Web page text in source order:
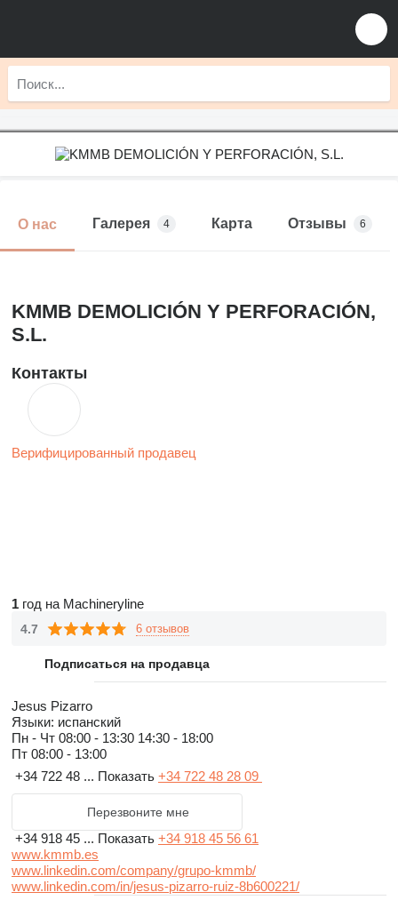
О нас Галерея 4 Карта Отзывы 6
KMMB DEMOLICIÓN Y PERFORACIÓN,
S.L.
Контакты
Верифицированный продавец
1 год на Machineryline
4.7 6 отзывов
Подписаться на продавца
Jesus Pizarro
Языки: испанский
Пн - Чт 08:00 - 13:30 14:30 - 18:00
Пт 08:00 - 13:00
+34 722 48 ... Показать +34 722 48 28 09
Перезвоните мне
+34 918 45 ... Показать +34 918 45 56 61
www.kmmb.es
www.linkedin.com/company/grupo-kmmb/
www.linkedin.com/in/jesus-pizarro-ruiz-8b600221/